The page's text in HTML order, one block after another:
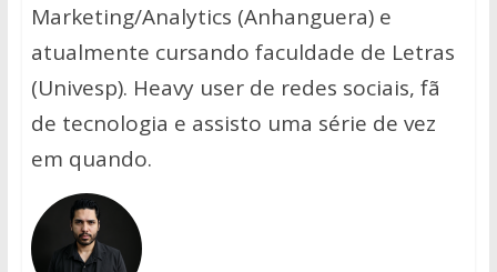
Marketing/Analytics (Anhanguera) e
atualmente cursando faculdade de Letras
(Univesp). Heavy user de redes sociais, fã
de tecnologia e assisto uma série de vez
em quando.